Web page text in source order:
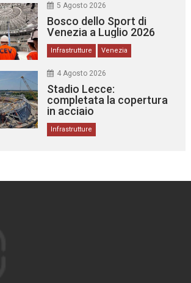
5 Agosto 2026
Bosco dello Sport di
Venezia a Luglio 2026
Infrastrutture Venezia
4 Agosto 2026
Stadio Lecce:
completata la copertura
in acciaio
Infrastrutture